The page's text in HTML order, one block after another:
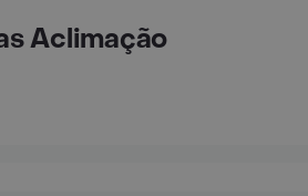
Aclimação